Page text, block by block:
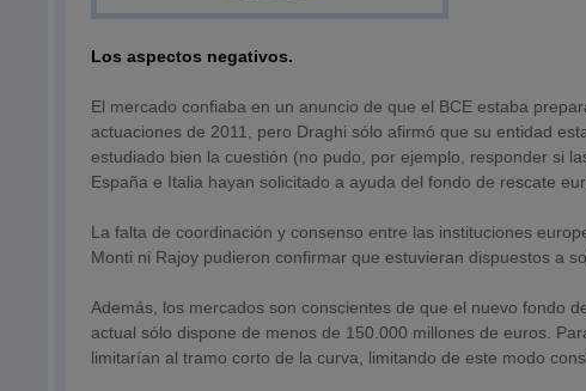
Los aspectos negativos.
El mercado confiaba en un anuncio de que el BCE estaba
actuaciones de 2011, pero Draghi sólo afirmó que su entidad
estudiado bien la cuestión (no pudo, por ejemplo, responder si
España e Italia hayan solicitado a ayuda del fondo de rescate
La falta de coordinación y consenso entre las instituciones
Monti ni Rajoy pudieron confirmar que estuvieran dispuestos a
Además, los mercados son conscientes de que el nuevo fondo
actual sólo dispone de menos de 150.000 millones de euros.
limitarían al tramo corto de la curva, limitando de este modo